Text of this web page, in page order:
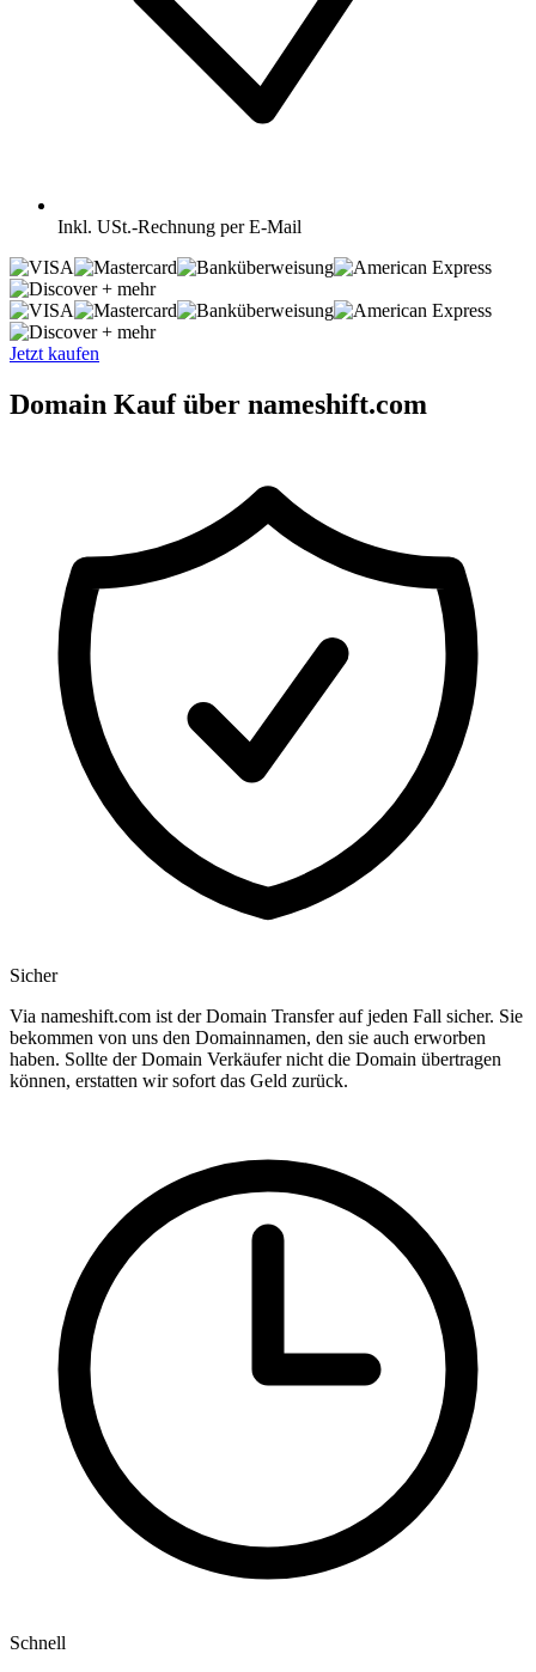
Inkl. USt.-Rechnung per E-Mail
+ mehr
+ mehr
Jetzt kaufen
Domain Kauf über nameshift.com
Sicher
Via nameshift.com ist der Domain Transfer auf jeden Fall sicher. Sie
bekommen von uns den Domainnamen, den sie auch erworben
haben. Sollte der Domain Verkäufer nicht die Domain übertragen
können, erstatten wir sofort das Geld zurück.
Schnell